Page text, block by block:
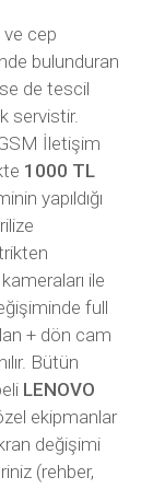
cep
bulunduran
de tescil
servistir.
İletişim
1000 TL
yapıldığı
ile
full
+ dön cam
Bütün
LENOVO
ekipmanlar
değişimi
(rehber,